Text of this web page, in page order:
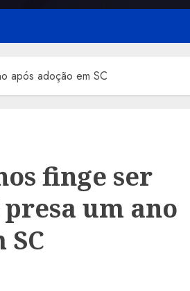
após adoção em SC
finge ser
um ano
SC